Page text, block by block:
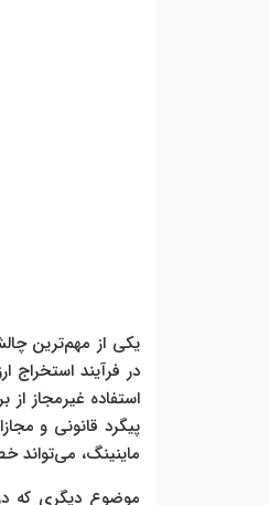
یکی از مهم‌ترین
در فرآیند
استفاده غیرمجاز
پیگرد قانونی و
ماینینگ، می‌تواند
موضوع دیگری که